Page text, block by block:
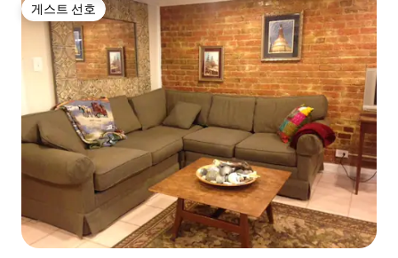
게스트 선호
게스트 선호